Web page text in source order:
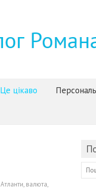
Це цікаво
Атланти, валюта,